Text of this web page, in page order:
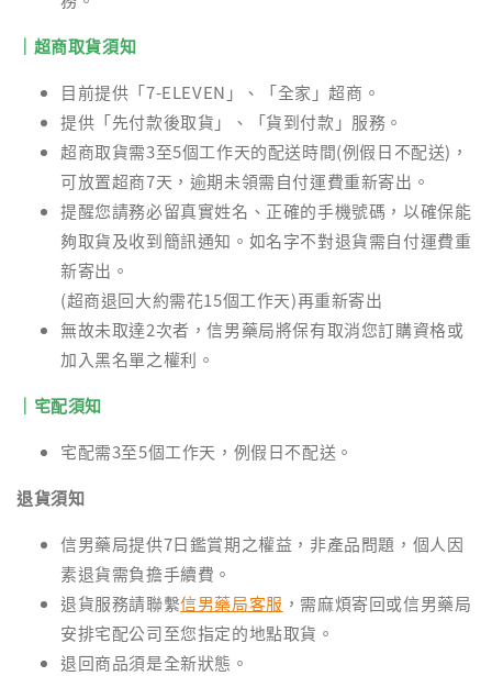
｜超商取貨須知
目前提供「7-ELEVEN」、「全家」超商。
提供「先付款後取貨」、「貨到付款」服務。
超商取貨需3至5個工作天的配送時間(例假日不配送)，
可放置超商7天，逾期未領需自付運費重新寄出。
提醒您請務必留真實姓名、正確的手機號碼，以確保能
夠取貨及收到簡訊通知。如名字不對退貨需自付運費重
新寄出。
(超商退回大約需花15個工作天)再重新寄出
無故未取達2次者，信男藥局將保有取消您訂購資格或
加入黑名單之權利。
｜宅配須知
宅配需3至5個工作天，例假日不配送。
退貨須知
信男藥局提供7日鑑賞期之權益，非產品問題，個人因
素退貨需負擔手續費。
退貨服務請聯繫信男藥局客服 ，需麻煩寄回或信男藥局
安排宅配公司至您指定的地點取貨。
退回商品須是全新狀態。